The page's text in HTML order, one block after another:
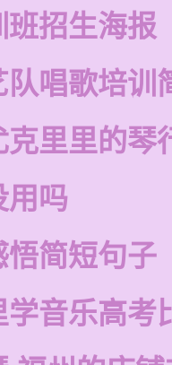
班招生海报
队唱歌培训
克里里的琴
用吗
悟简短句子
学音乐高考